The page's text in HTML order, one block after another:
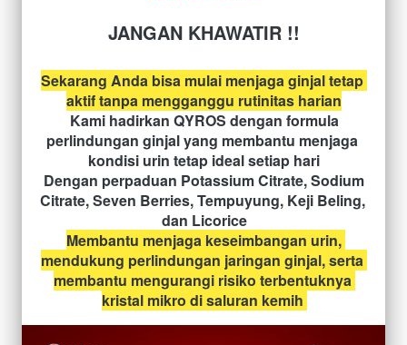
JANGAN KHAWATIR !!
Sekarang Anda bisa mulai menjaga ginjal tetap
aktif tanpa mengganggu rutinitas harian
Kami hadirkan QYROS dengan formula
perlindungan ginjal yang membantu menjaga
kondisi urin tetap ideal setiap hari
Dengan perpaduan Potassium Citrate, Sodium
Citrate, Seven Berries, Tempuyung, Keji Beling,
dan Licorice
Membantu menjaga keseimbangan urin,
mendukung perlindungan jaringan ginjal, serta
membantu mengurangi risiko terbentuknya
kristal mikro di saluran kemih